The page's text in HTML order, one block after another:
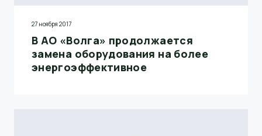
27 ноября 2017
В АО «Волга» продолжается
замена оборудования на более
энергоэффективное